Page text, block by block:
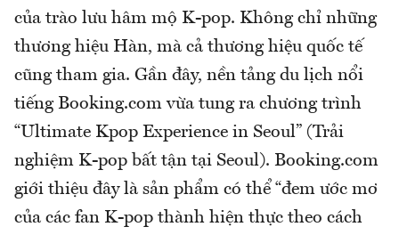
của trào lưu hâm mộ K-pop. Không chỉ những
thương hiệu Hàn, mà cả thương hiệu quốc tế
cũng tham gia. Gần đây, nền tảng du lịch nổi
tiếng Booking.com vừa tung ra chương trình
“Ultimate Kpop Experience in Seoul” (Trải
nghiệm K-pop bất tận tại Seoul). Booking.com
giới thiệu đây là sản phẩm có thể “đem ước mơ
của các fan K-pop thành hiện thực theo cách